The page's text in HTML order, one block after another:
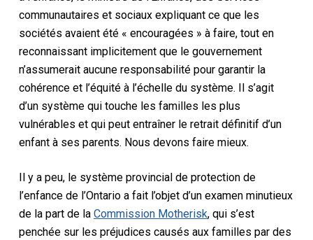
communautaires et sociaux expliquant ce que les
sociétés avaient été « encouragées » à faire, tout en
reconnaissant implicitement que le gouvernement
n’assumerait aucune responsabilité pour garantir la
cohérence et l’équité à l’échelle du système. Il s’agit
d’un système qui touche les familles les plus
vulnérables et qui peut entraîner le retrait définitif d’un
enfant à ses parents. Nous devons faire mieux.
Il y a peu, le système provincial de protection de
l’enfance de l’Ontario a fait l’objet d’un examen minutieux
de la part de la Commission Motherisk, qui s’est
penchée sur les préjudices causés aux familles par des